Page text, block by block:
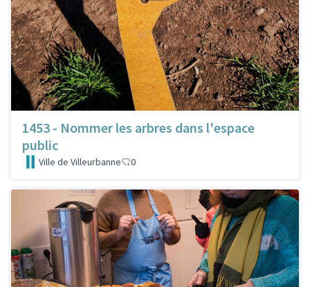
1453 - Nommer les arbres dans l'espace
public
Ville de Villeurbanne 0